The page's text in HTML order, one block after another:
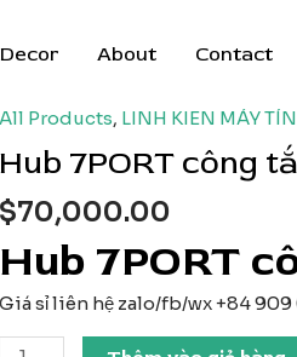
About Contact
All Products, LINH KIEN MÁY
Hub 7PORT công
$70,000.00
Hub 7PORT
Giá sỉ liên hệ zalo/fb/wx +84
Hub